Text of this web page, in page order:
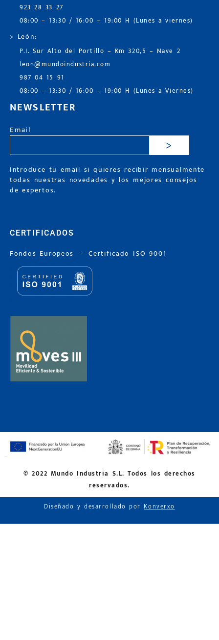
923 28 33 27
08:00 – 13:30 / 16:00 – 19:00 H (Lunes a viernes)
> León:
P.I. Sur Alto del Portillo – Km 320,5 – Nave 2
leon@mundoindustria.com
987 04 15 91
08:00 – 13:30 / 16:00 – 19:00 H (Lunes a Viernes)
NEWSLETTER
Email
>
Introduce tu email si quieres recibir mensualmente
todas nuestras novedades y los mejores consejos
de expertos.
CERTIFICADOS
Fondos Europeos –Certificado ISO 9001
© 2022 Mundo Industria S.L. Todos los derechos
reservados.
Diseñado y desarrollado porKonverxo